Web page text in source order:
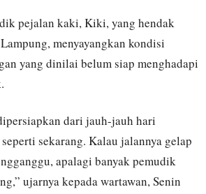
pejalan kaki, Kiki, yang hendak
menyayangkan kondisi
yang dinilai belum siap menghadapi
dari jauh-jauh hari
sekarang. Kalau jalannya gelap
apalagi banyak pemudik
ujarnya kepada wartawan, Senin